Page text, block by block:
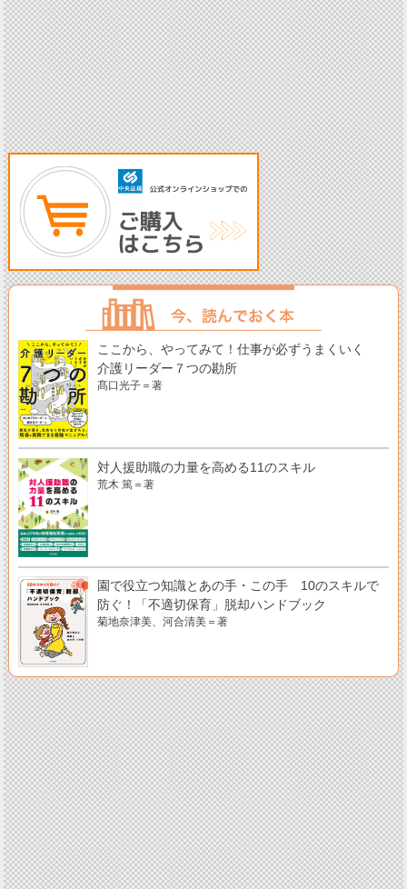
ここから、やってみて！仕事が必ずうまくいく
介護リーダー７つの勘所
髙口光子＝著
対人援助職の力量を高める11のスキル
荒木 篤＝著
園で役立つ知識とあの手・この手 10のスキルで
防ぐ！「不適切保育」脱却ハンドブック
菊地奈津美、河合清美＝著